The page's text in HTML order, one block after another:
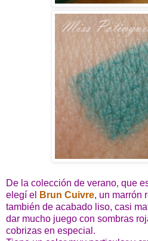
De la colección de verano, que
elegí el
Brun Cuivre, un marrón
también de acabado liso, casi
dar mucho juego con sombras
cobrizas en especial.